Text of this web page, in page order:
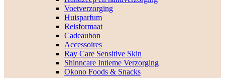
Voetverzorging
Huisparfum
Reisformaat
Cadeaubon
Accessoires
Ray Care Sensitive Skin
Shinncare Intieme Verzorging
Okono Foods & Snacks